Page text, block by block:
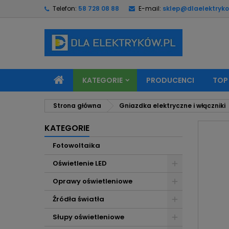
Telefon: 58 728 08 88 E-mail:
KATEGORIE PRODUCENCI
Strona główna Gniazdka elektryczne i włączniki
KATEGORIE
Fotowoltaika
Oświetlenie LED
Oprawy oświetleniowe
Źródła światła
Słupy oświetleniowe